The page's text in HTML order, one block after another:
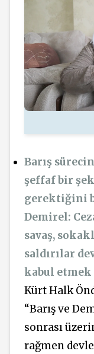
Barış
şeffaf bir
gerektiğini
Demirel:
savaş,
saldırılar
kabul etmek
Kürt Halk
“Barış ve
sonrası
rağmen